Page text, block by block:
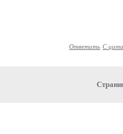
Ответить С